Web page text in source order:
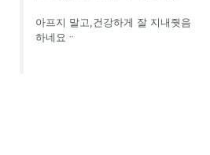
아프지 말고,건강하게 잘 지내줫음
하네요ᆢ